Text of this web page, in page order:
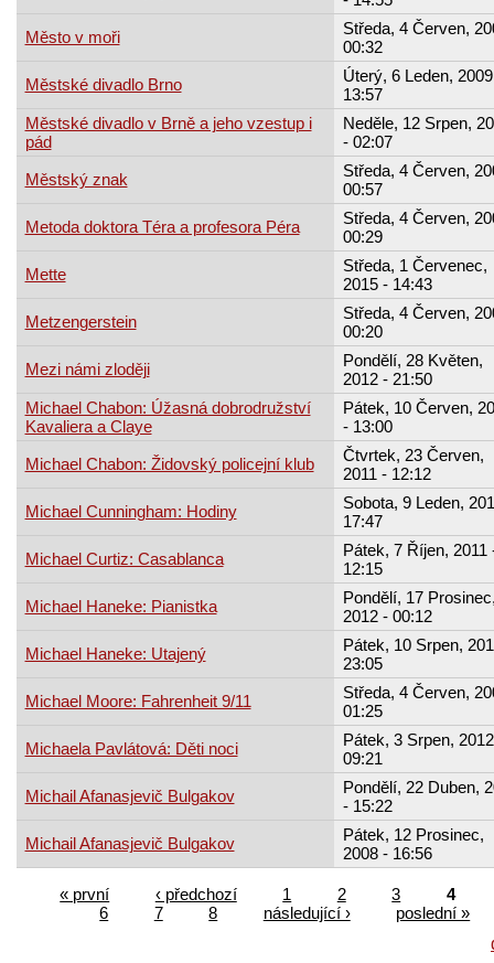
Město v moři
Středa, 4 Červen,
00:32
Městské divadlo Brno
Úterý, 6 Leden,
13:57
Městské divadlo v Brně a jeho vzestup i
pád
Neděle, 12 Srpen,
- 02:07
Městský znak
Středa, 4 Červen,
00:57
Metoda doktora Téra a profesora Péra
Středa, 4 Červen,
00:29
Mette
Středa, 1 Červenec,
2015 - 14:43
Metzengerstein
Středa, 4 Červen,
00:20
Mezi námi zloději
Pondělí, 28 Květen,
2012 - 21:50
Michael Chabon: Úžasná dobrodružství
Kavaliera a Claye
Pátek, 10 Červen,
- 13:00
Michael Chabon: Židovský policejní klub
Čtvrtek, 23 Červen,
2011 - 12:12
Michael Cunningham: Hodiny
Sobota, 9 Leden,
17:47
Michael Curtiz: Casablanca
Pátek, 7 Říjen, 2011
12:15
Michael Haneke: Pianistka
Pondělí, 17
2012 - 00:12
Michael Haneke: Utajený
Pátek, 10 Srpen,
23:05
Michael Moore: Fahrenheit 9/11
Středa, 4 Červen,
01:25
Michaela Pavlátová: Děti noci
Pátek, 3 Srpen,
09:21
Michail Afanasjevič Bulgakov
Pondělí, 22 Duben,
- 15:22
Michail Afanasjevič Bulgakov
Pátek, 12 Prosinec,
2008 - 16:56
« první ‹ předchozí 1 2 3
4
6
7 8 následující ›
poslední »